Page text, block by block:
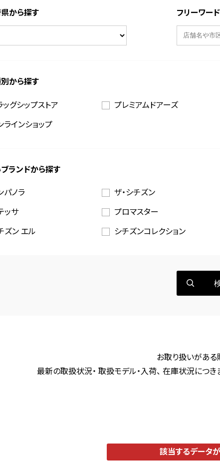
から探す フリーワー
から探す
ッグシップストア プレミアムドアーズ
ラインショップ
ランドから探す
パノラ ザ・シチズン
ッサ
プロマスター
ズン エル
シチズンコレクション
お取り扱いがある
最新の取扱状況・ 取扱モデル・入荷、 在庫状況につ
該当するデータ